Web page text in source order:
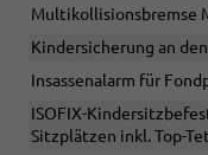
Multikollisionsbremse
Kindersicherung an
Insassenalarm für
ISOFIX-
Sitzplätzen inkl. Top-